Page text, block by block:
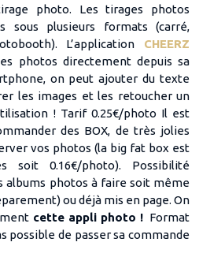
photo. Les tirages photos
sous plusieurs formats (carré,
L’application CHEERZ
photos directement depuis sa
on peut ajouter du texte
les images et les retoucher un
! Tarif 0.25€/photo Il est
des BOX, de très jolies
vos photos (la big fat box est
soit 0.16€/photo). Possibilité
albums photos à faire soit même
ou déjà mis en page. On
cette appli photo ! Format
possible de passer sa commande